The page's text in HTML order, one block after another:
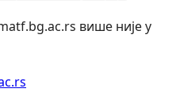
више није у